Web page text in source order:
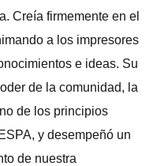
Creía firmemente en el
a los impresores
e ideas. Su
de la comunidad, la
de los principios
y desempeñó un
de nuestra